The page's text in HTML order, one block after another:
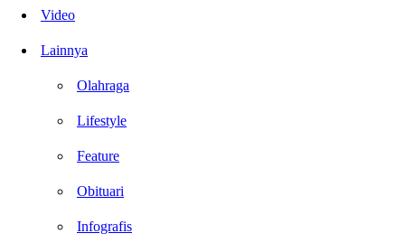
Video
Lainnya
Olahraga
Lifestyle
Feature
Obituari
Infografis